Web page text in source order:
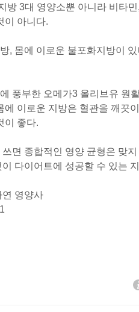
방 3대 영양소뿐 아니라 비타
이 아니다.
, 몸에 이로운 불포화지방이
풍부한 오메가3 올리브유 원
에 이로운 지방은 혈관을 깨끗
이 좋다.
면 종합적인 영양 균형은 맞
다이어트에 성공할 수 있는
영양사